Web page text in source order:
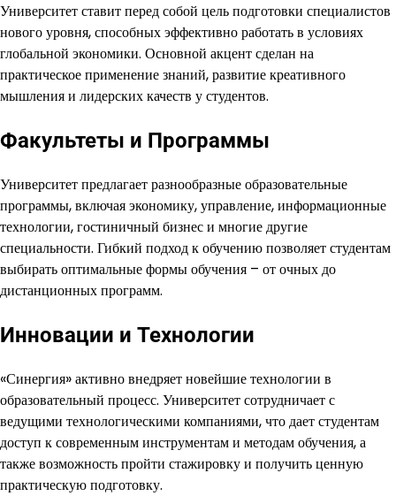
Университет ставит перед собой цель подготовки специалистов
нового уровня, способных эффективно работать в условиях
глобальной экономики. Основной акцент сделан на
практическое применение знаний, развитие креативного
мышления и лидерских качеств у студентов.
Факультеты и Программы
Университет предлагает разнообразные образовательные
программы, включая экономику, управление, информационные
технологии, гостиничный бизнес и многие другие
специальности. Гибкий подход к обучению позволяет студентам
выбирать оптимальные формы обучения – от очных до
дистанционных программ.
Инновации и Технологии
«Синергия» активно внедряет новейшие технологии в
образовательный процесс. Университет сотрудничает с
ведущими технологическими компаниями, что дает студентам
доступ к современным инструментам и методам обучения, а
также возможность пройти стажировку и получить ценную
практическую подготовку.